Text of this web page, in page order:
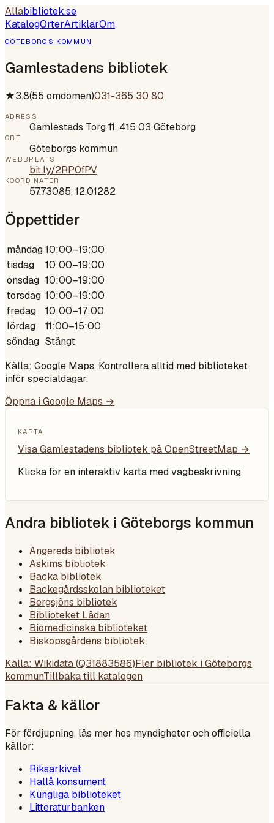
Allabibliotek.se
KatalogOrterArtiklarOm
GÖTEBORGS KOMMUN
Gamlestadens bibliotek
★3.8(55 omdömen)031-365 30 80
ADRESS
Gamlestads Torg 11, 415 03 Göteborg
ORT
Göteborgs kommun
WEBBPLATS
bit.ly/2RP0fPV
KOORDINATER
57.73085,12.01282
Öppettider
måndag10:00–19:00
tisdag
10:00–19:00
onsdag 10:00–19:00
torsdag 10:00–19:00
fredag
10:00–17:00
lördag
11:00–15:00
söndag Stängt
Källa: Google Maps. Kontrollera alltid med biblioteket
inför specialdagar.
Öppna i Google Maps →
KARTA
VisaGamlestadens bibliotek på OpenStreetMap →
Klicka för en interaktiv karta med vägbeskrivning.
Andra bibliotek i Göteborgs kommun
Angereds bibliotek
Askims bibliotek
Backa bibliotek
Backegårdsskolan biblioteket
Bergsjöns bibliotek
Biblioteket Lådan
Biomedicinska biblioteket
Biskopsgårdens bibliotek
Källa: Wikidata (Q31883586)Fler bibliotek i Göteborgs
kommunTillbaka till katalogen
Fakta & källor
För fördjupning, läs mer hos myndigheter och officiella
källor:
Riksarkivet
Hallå konsument
Kungliga biblioteket
Litteraturbanken